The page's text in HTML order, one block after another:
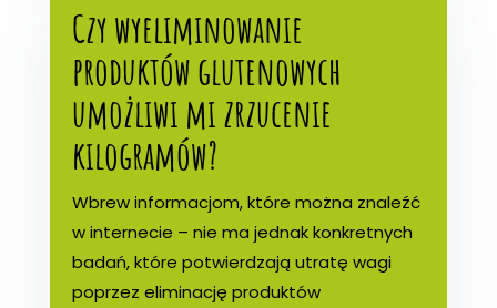
Czy wyeliminowanie
produktów glutenowych
umożliwi mi zrzucenie
kilogramów?
Wbrew informacjom, które można znaleźć
w internecie – nie ma jednak konkretnych
badań, które potwierdzają utratę wagi
poprzez eliminację produktów